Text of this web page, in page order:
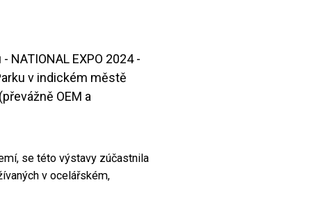
EXPO 2024 -
v indickém městě
OEM a
se této výstavy zúčastnila
v ocelářském,